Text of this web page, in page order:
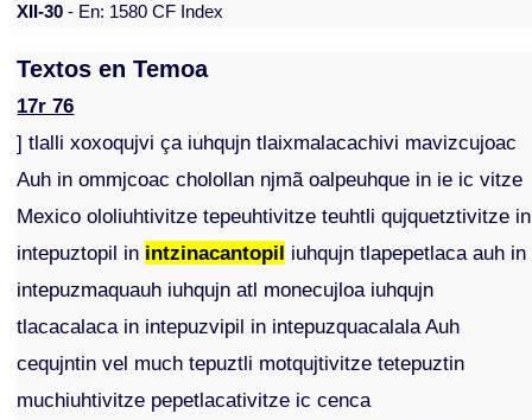
XII-30 - En: 1580 CF Index
Textos en Temoa
17r 76
] tlalli xoxoqujvi ça iuhqujn tlaixmalacachivi mavizcujoac
Auh in ommjcoac cholollan njmã oalpeuhque in ie ic vitze
Mexico ololiuhtivitze tepeuhtivitze teuhtli qujquetztivitze in
intepuztopil in intzinacantopil iuhqujn tlapepetlaca auh in
intepuzmaquauh iuhqujn atl monecujloa iuhqujn
tlacacalaca in intepuzvipil in intepuzquacalala Auh
cequjntin vel much tepuztli motqujtivitze tetepuztin
muchiuhtivitze pepetlacativitze ic cenca